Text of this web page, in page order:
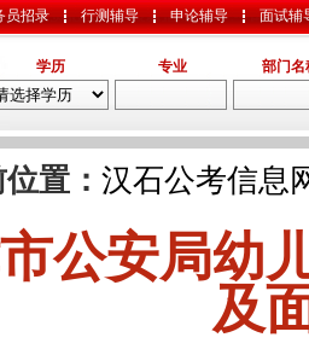
员招录 行测辅导 申论辅导 面试辅
学历 专业 部门名
置： 汉石公考信息
公安局幼
及